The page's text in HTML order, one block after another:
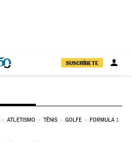
SUSCRÍBETE
ATLETISMO TÊNIS GOLFE FORMULA 1